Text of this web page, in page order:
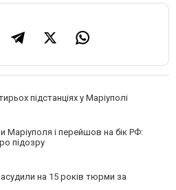
підстанціях у Маріуполі
Маріуполя і перейшов на бік РФ:
підозру
на 15 років тюрми за